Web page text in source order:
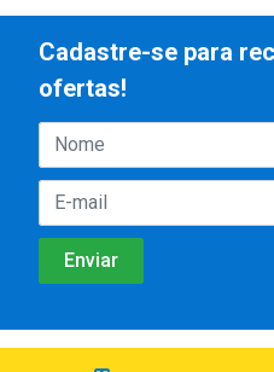
Cadastre-se para
ofertas!